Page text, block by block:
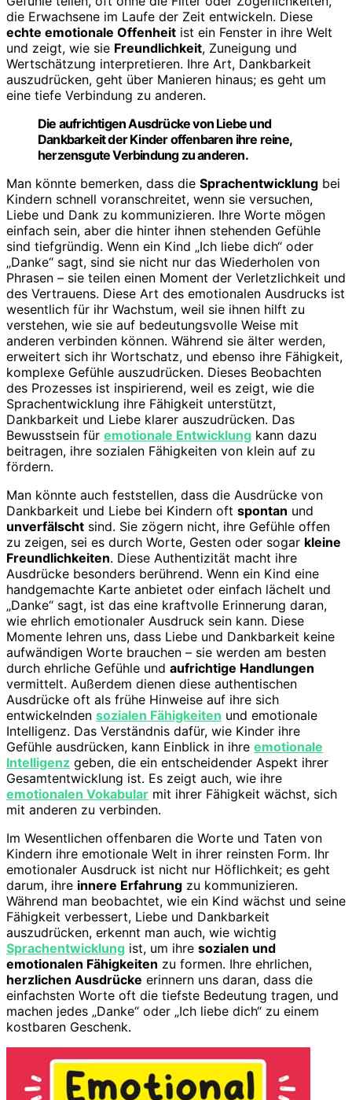
die Erwachsene im Laufe der Zeit entwickeln. Diese
echte emotionale Offenheit ist ein Fenster in ihre Welt
und zeigt, wie sie Freundlichkeit, Zuneigung und
Wertschätzung interpretieren. Ihre Art, Dankbarkeit
auszudrücken, geht über Manieren hinaus; es geht um
eine tiefe Verbindung zu anderen.
Die aufrichtigen Ausdrücke von Liebe und
Dankbarkeit der Kinder offenbaren ihre reine,
herzensgute Verbindung zu anderen.
Man könnte bemerken, dass die Sprachentwicklung bei
Kindern schnell voranschreitet, wenn sie versuchen,
Liebe und Dank zu kommunizieren. Ihre Worte mögen
einfach sein, aber die hinter ihnen stehenden Gefühle
sind tiefgründig. Wenn ein Kind „Ich liebe dich“ oder
„Danke“ sagt, sind sie nicht nur das Wiederholen von
Phrasen – sie teilen einen Moment der Verletzlichkeit und
des Vertrauens. Diese Art des emotionalen Ausdrucks ist
wesentlich für ihr Wachstum, weil sie ihnen hilft zu
verstehen, wie sie auf bedeutungsvolle Weise mit
anderen verbinden können. Während sie älter werden,
erweitert sich ihr Wortschatz, und ebenso ihre Fähigkeit,
komplexe Gefühle auszudrücken. Dieses Beobachten
des Prozesses ist inspirierend, weil es zeigt, wie die
Sprachentwicklung ihre Fähigkeit unterstützt,
Dankbarkeit und Liebe klarer auszudrücken. Das
Bewusstsein für emotionale Entwicklung kann dazu
beitragen, ihre sozialen Fähigkeiten von klein auf zu
fördern.
Man könnte auch feststellen, dass die Ausdrücke von
Dankbarkeit und Liebe bei Kindern oft spontan und
unverfälscht sind. Sie zögern nicht, ihre Gefühle offen
zu zeigen, sei es durch Worte, Gesten oder sogar kleine
Freundlichkeiten. Diese Authentizität macht ihre
Ausdrücke besonders berührend. Wenn ein Kind eine
handgemachte Karte anbietet oder einfach lächelt und
„Danke“ sagt, ist das eine kraftvolle Erinnerung daran,
wie ehrlich emotionaler Ausdruck sein kann. Diese
Momente lehren uns, dass Liebe und Dankbarkeit keine
aufwändigen Worte brauchen – sie werden am besten
durch ehrliche Gefühle und aufrichtige Handlungen
vermittelt. Außerdem dienen diese authentischen
Ausdrücke oft als frühe Hinweise auf ihre sich
entwickelnden sozialen Fähigkeiten und emotionale
Intelligenz. Das Verständnis dafür, wie Kinder ihre
Gefühle ausdrücken, kann Einblick in ihre emotionale
Intelligenz geben, die ein entscheidender Aspekt ihrer
Gesamtentwicklung ist. Es zeigt auch, wie ihre
emotionalen Vokabular mit ihrer Fähigkeit wächst, sich
mit anderen zu verbinden.
Im Wesentlichen offenbaren die Worte und Taten von
Kindern ihre emotionale Welt in ihrer reinsten Form. Ihr
emotionaler Ausdruck ist nicht nur Höflichkeit; es geht
darum, ihre innere Erfahrung zu kommunizieren.
Während man beobachtet, wie ein Kind wächst und seine
Fähigkeit verbessert, Liebe und Dankbarkeit
auszudrücken, erkennt man auch, wie wichtig
Sprachentwicklung ist, um ihre sozialen und
emotionalen Fähigkeiten zu formen. Ihre ehrlichen,
herzlichen Ausdrücke erinnern uns daran, dass die
einfachsten Worte oft die tiefste Bedeutung tragen, und
machen jedes „Danke“ oder „Ich liebe dich“ zu einem
kostbaren Geschenk.